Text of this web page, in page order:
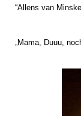
“Allens van
„Mama, Duuu,